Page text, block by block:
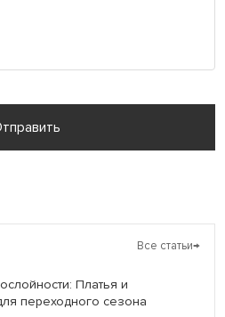
Все статьи→
Платья и
переходного сезона